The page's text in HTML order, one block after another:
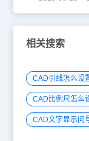
相关搜索
CAD引线怎么设
CAD比例尺怎么
CAD文字显示问